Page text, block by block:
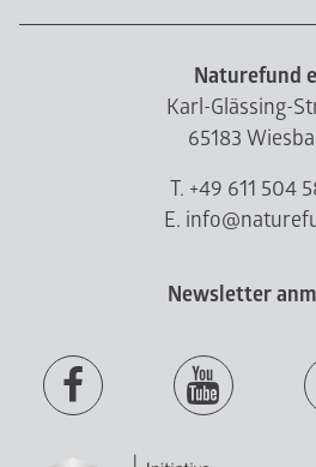
Naturefund
Karl-Glässing-
65183
T. +49 611 504
E.
Newsletter